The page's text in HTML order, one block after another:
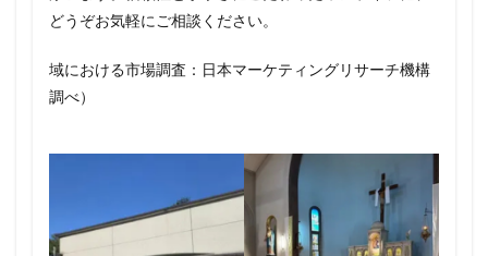
どうぞお気軽にご相談ください。
域における市場調査：日本マーケティングリサーチ機構
調べ）